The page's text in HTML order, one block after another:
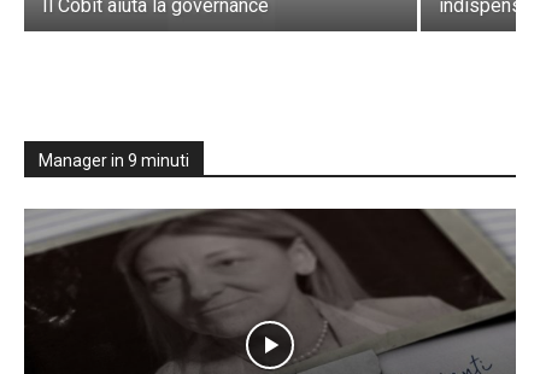
Il Cobit aiuta la governance
Manager in 9 minuti